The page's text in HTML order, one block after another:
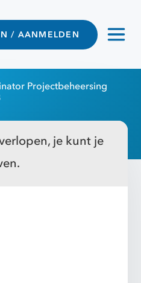
/ AANMELDEN
Projectbeheersing
je kunt je